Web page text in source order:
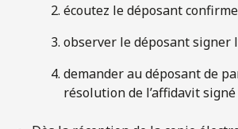
écoutez le déposant
observer le déposant signer
demander au déposant de
résolution de l’affidavit